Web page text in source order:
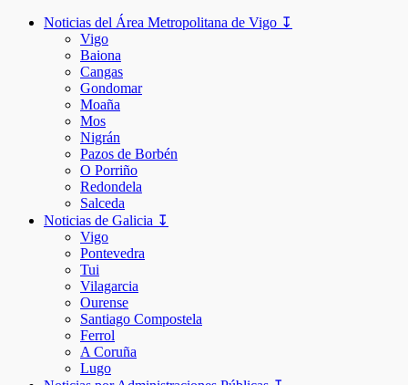
Noticias del Área Metropolitana de Vigo ↧
Vigo
Baiona
Cangas
Gondomar
Moaña
Mos
Nigrán
Pazos de Borbén
O Porriño
Redondela
Salceda
Noticias de Galicia ↧
Vigo
Pontevedra
Tui
Vilagarcia
Ourense
Santiago Compostela
Ferrol
A Coruña
Lugo